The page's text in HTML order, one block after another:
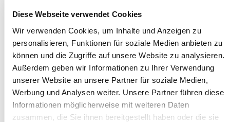
Diese Webseite verwendet Cookies
Wir verwenden Cookies, um Inhalte und Anzeigen zu
personalisieren, Funktionen für soziale Medien anbieten zu
können und die Zugriffe auf unsere Website zu analysieren.
Außerdem geben wir Informationen zu Ihrer Verwendung
unserer Website an unsere Partner für soziale Medien,
Werbung und Analysen weiter. Unsere Partner führen diese
Informationen möglicherweise mit weiteren Daten
zusammen, die Sie ihnen bereitgestellt haben oder die sie
eine Sitzung des
Jugendhilfeausschusses des
Steinburger Kreistages statt....
Weiterlesen
Hauptausschuss tagt
26.08.20: Der Hauptausschuss des
Steinburger Kreistages tagt am 26.